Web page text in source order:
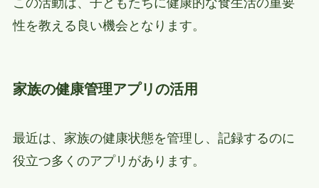
この活動は、子どもたちに健康的な食生活の重要
性を教える良い機会となります。
家族の健康管理アプリの活用
最近は、家族の健康状態を管理し、記録するのに
役立つ多くのアプリがあります。